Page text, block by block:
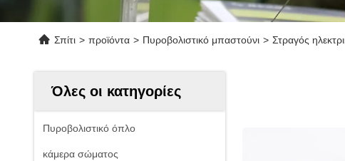
Σπίτι > προϊόντα > Πυροβολιστικό μπαστούνι > Στραγός
Όλες οι κατηγορίες
Πυροβολιστικό όπλο
κάμερα σώματος